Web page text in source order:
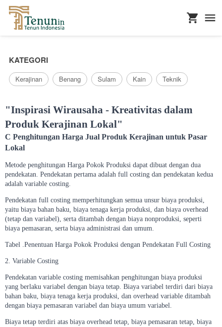
KATEGORI
Kerajinan Benang Sulam Kain Teknik
"Inspirasi Wirausaha - Kreativitas dalam
Produk Kerajinan Lokal"
C Penghitungan Harga Jual Produk Kerajinan untuk Pasar
Lokal
Metode penghitungan Harga Pokok Produksi dapat dibuat dengan dua
pendekatan. Pendekatan pertama adalah full costing dan pendekatan kedua
adalah variable costing.
Pendekatan full costing memperhitungkan semua unsur biaya produksi,
yaitu biaya bahan baku, biaya tenaga kerja produksi, dan biaya overhead
(tetap dan variabel), serta ditambah dengan biaya nonproduksi, seperti
biaya pemasaran, serta biaya administrasi dan umum.
Tabel .Penentuan Harga Pokok Produksi dengan Pendekatan Full Costing
2. Variable Costing
Pendekatan variable costing memisahkan penghitungan biaya produksi
yang berlaku variabel dengan biaya tetap. Biaya variabel terdiri dari biaya
bahan baku, biaya tenaga kerja produksi, dan overhead variable ditambah
dengan biaya pemasaran variabel dan biaya umum variabel.
Biaya tetap terdiri atas biaya overhead tetap, biaya pemasaran tetap, biaya